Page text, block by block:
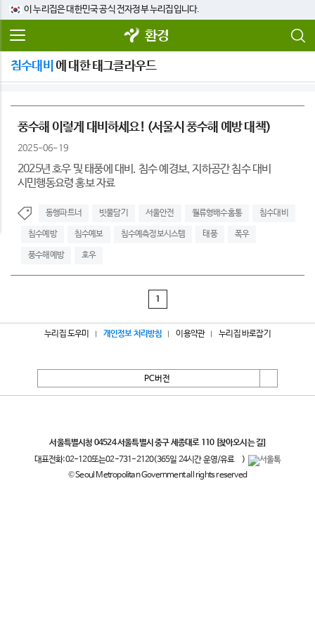
이 누리집은 대한민국 공식 전자정부 누리집입니다.
환경
침수대비 에 대한 태그클라우드
풍수해 이렇게 대비하세요! (서울시 풍수해 예방 대책)
2025-06-19
2025년 호우 및 태풍에 대비. 침수 예경보, 지하공간 침수 대비
시민행동요령 홍보 자료
동행파트너 빗물담기 서울안전 월류형배수홈통 침수대비
침수예방 침수예보 침수예측정보시스템 태풍 폭우
풍수해예방 호우
1
누리집 도우미 개인정보 처리방침 이용약관 누리집 바로잡기
PC버전
서울특별시청 04524 서울특별시 중구 세종대로 110 [찾아오시는 길]
대표전화:02-120또는02-731-2120(365일 24시간 운영/유료
)
© Seoul Metropolitan Government all rights reserved